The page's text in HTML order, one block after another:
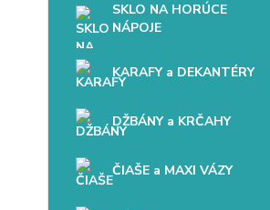
SKLO NA HORÚCE
NÁPOJE
KARAFY a DEKANTÉRY
DŽBÁNY a KRČAHY
ČIAŠE a MAXI VÁZY